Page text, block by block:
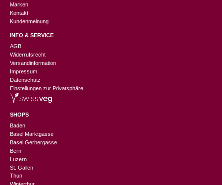
Marken
Kontakt
Kundenmeinung
INFO & SERVICE
AGB
Widerrufsrecht
Versandinformation
Impressum
Datenschutz
Einstellungen zur Privatsphäre
SHOPS
Baden
Basel Marktgasse
Basel Gerbergasse
Bern
Luzern
St. Gallen
Thun